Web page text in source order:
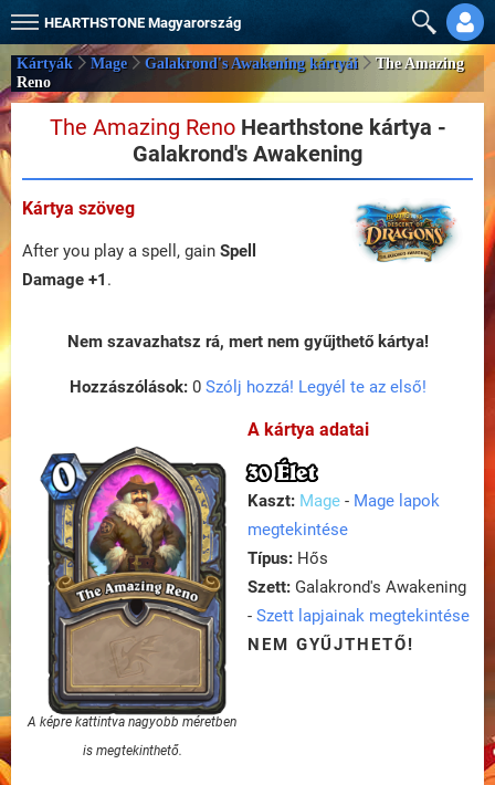
HEARTHSTONE Magyarország
Kártyák Mage Galakrond's Awakening kártyái
The Amazing
Reno
The Amazing RenoHearthstone kártya -
Galakrond's Awakening
Kártya szöveg
After you play a spell, gain Spell
Damage +1 .
Nem szavazhatsz rá, mert nem gyűjthető kártya!
Hozzászólások:0 Szólj hozzá! Legyél te az első!
A képre kattintva nagyobb méretben
is megtekinthető.
A kártya adatai
30 Élet
Kaszt: Mage - Mage lapok
megtekintése
Típus: Hős
Szett: Galakrond's Awakening
- Szett lapjainak megtekintése
NEM GYŰJTHETŐ!